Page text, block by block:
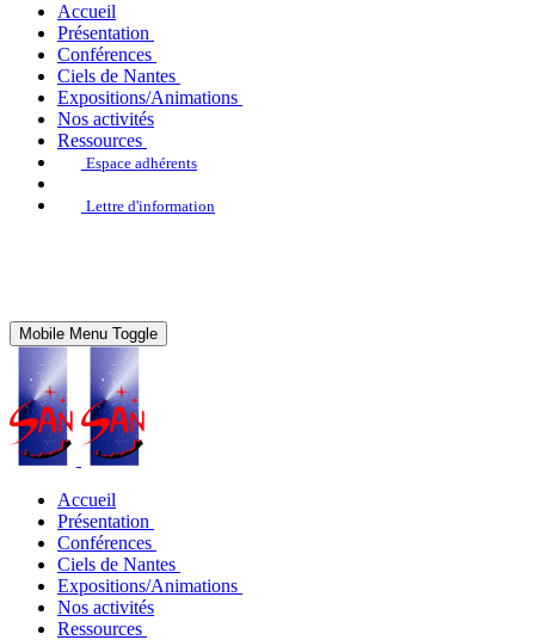
Accueil
Présentation
Conférences
Ciels de Nantes
Expositions/Animations
Nos activités
Ressources
Espace adhérents
Lettre d'information
Mobile Menu Toggle
Accueil
Présentation
Conférences
Ciels de Nantes
Expositions/Animations
Nos activités
Ressources